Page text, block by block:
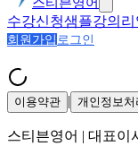
수강신청샘플강의 리
회원가입 로그인
이용약관 | 개인정보처
스티븐영어 | 대표이